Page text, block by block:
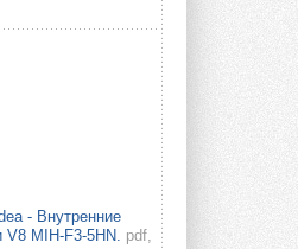
- Внутренние
MIH-F3-5HN.
pdf,